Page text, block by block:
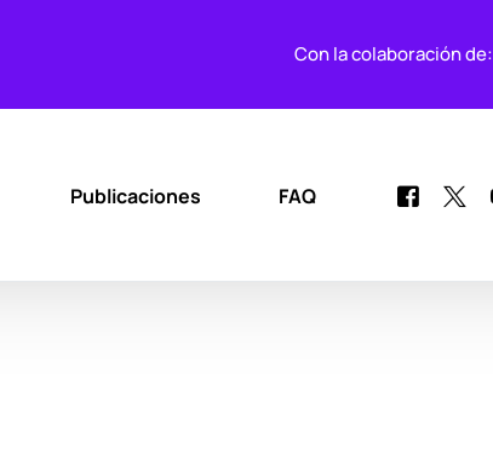
Con la colaboración de:
Publicaciones FAQ